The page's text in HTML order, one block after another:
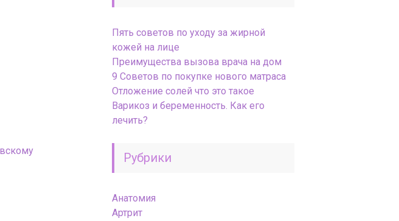
Пять советов по уходу за жирной
кожей на лице
Преимущества вызова врача на дом
9 Советов по покупке нового матраса
Отложение солей что это такое
Варикоз и беременность. Как его
лечить?
Рубрики
Анатомия
Артрит